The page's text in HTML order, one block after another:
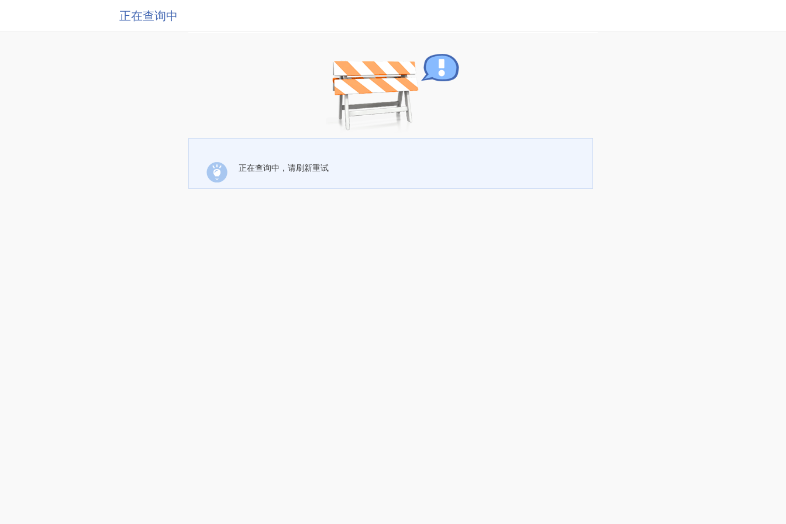
正在查询中
正在查询中，请刷新重试